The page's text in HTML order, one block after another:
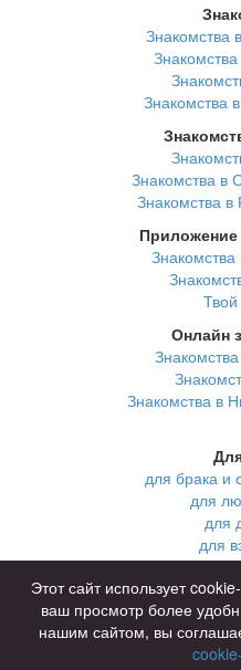
Знакомства
Знакомства
Знакомства в
Знакомства в
Приложение
Знакомства
Твой
Онлайн
Знакомства в
для брака и
для
для
для
В
за
за
для
Этот сайт использует
ваш просмотр более
нашим сайтом, вы